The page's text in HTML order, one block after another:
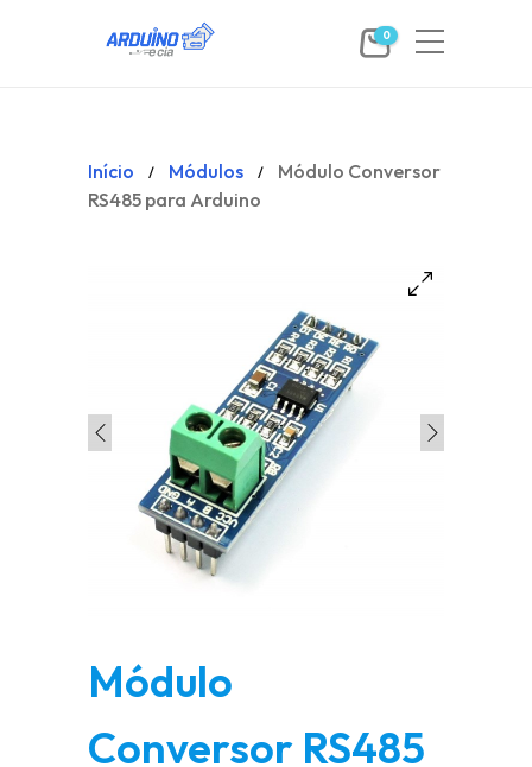
0
Início / Módulos /
Módulo Conversor
RS485 para Arduino
Módulo
Conversor RS485